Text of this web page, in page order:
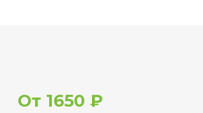
От 1650 ₽